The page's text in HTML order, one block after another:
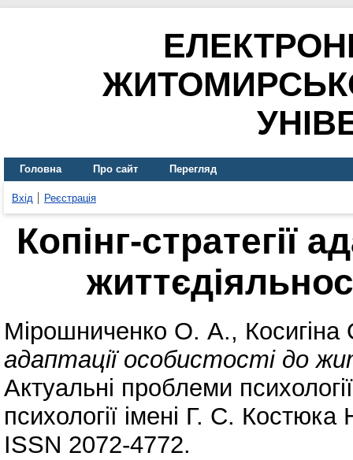
Головна Про сайт Перегляд
Вхід Реєстрація
Копінг-стратегії
Мірошниченко О. А.,
адаптації особистості до
Актуальні проблеми
психології імені Г. С.
ISSN 2072-4772.